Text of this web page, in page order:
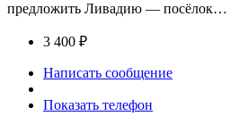
предложить Ливадию — посёлок…
3 400 ₽
Написать сообщение
Показать телефон